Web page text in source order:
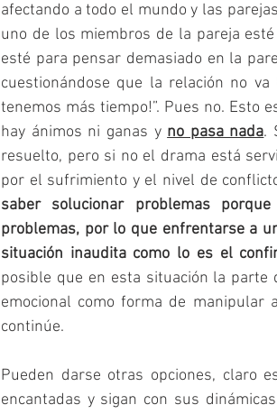
afectando a todo el mundo y las
uno de los miembros de la pareja
esté para pensar demasiado en la
cuestionándose que la relación no
tenemos más tiempo!”. Pues no. Esto
hay ánimos ni ganas y no pasa nada.
resuelto, pero si no el drama está
por el sufrimiento y el nivel de
saber solucionar problemas
problemas, por lo que enfrentarse a
situación inaudita como lo es el
posible que en esta situación la parte
emocional como forma de
continúe.
Pueden darse otras opciones, claro
encantadas y sigan con sus